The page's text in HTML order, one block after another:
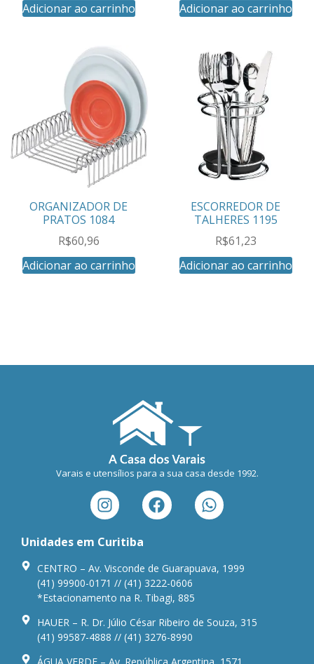
Adicionar ao carrinho
Adicionar ao carrinho
ORGANIZADOR DE
PRATOS 1084
R$60,96
Adicionar ao carrinho
ESCORREDOR DE
TALHERES 1195
R$61,23
Adicionar ao carrinho
Varais e utensílios para a sua casa desde 1992.
Unidades em Curitiba
CENTRO – Av. Visconde de Guarapuava, 1999
(41) 99900-0171 // (41) 3222-0606
*Estacionamento na R. Tibagi, 885
HAUER – R. Dr. Júlio César Ribeiro de Souza, 315
(41) 99587-4888 // (41) 3276-8990
ÁGUA VERDE – Av. República Argentina, 1571